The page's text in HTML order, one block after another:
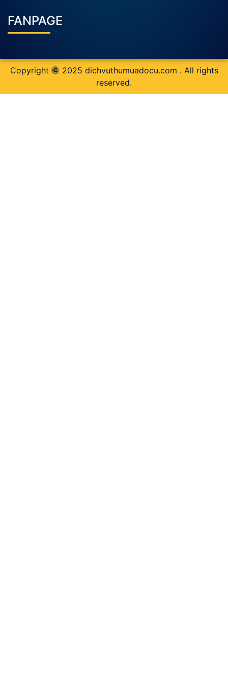
FANPAGE
Copyright 2025 dichvuthumuadocu.com . All rights
reserved.